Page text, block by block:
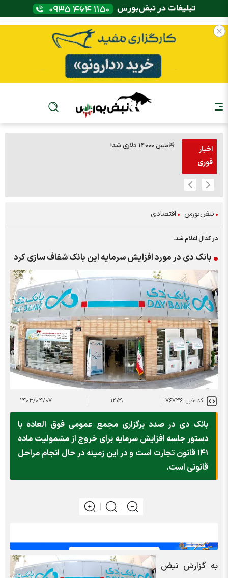
اخبار
فوری
🚨مس 14000 دلاری شد!
نبض‌بورس اقتصادی
در کدال اعلام شد.
بانک دی در مورد افزایش سرمایه این بانک شفاف سازی کرد
کد خبر: ۷۶۷۳۶ ۱۲:۵۹ ۱۴۰۳/۰۴/۰۷
بانک دی در صدد برگزاری مجمع عمومی فوق العاده با
دستور جلسه افزایش سرمایه برای خروج از مشمولیت ماده
۱۴۱ قانون تجارت است و در این زمینه در حال انجام مراحل
قانونی است.
به گزارش نبض